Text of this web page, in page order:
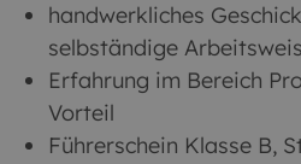
handwerkliches
selbständige
Erfahrung im Bereich
Vorteil
Führerschein Klasse B,